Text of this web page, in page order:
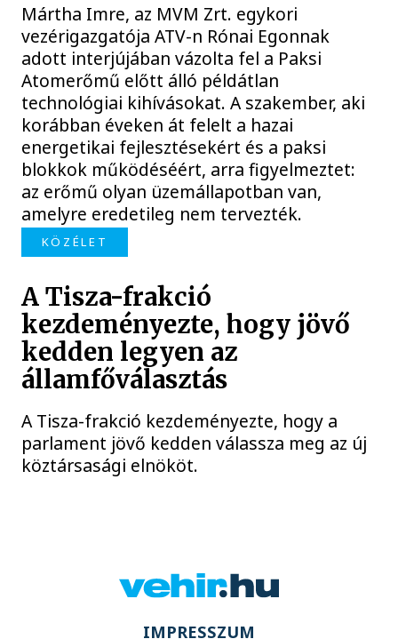
Mártha Imre, az MVM Zrt. egykori
vezérigazgatója ATV-n Rónai Egonnak
adott interjújában vázolta fel a Paksi
Atomerőmű előtt álló példátlan
technológiai kihívásokat. A szakember, aki
korábban éveken át felelt a hazai
energetikai fejlesztésekért és a paksi
blokkok működéséért, arra figyelmeztet:
az erőmű olyan üzemállapotban van,
amelyre eredetileg nem tervezték.
KÖZÉLET
A Tisza-frakció
kezdeményezte, hogy jövő
kedden legyen az
államfőválasztás
A Tisza-frakció kezdeményezte, hogy a
parlament jövő kedden válassza meg az új
köztársasági elnököt.
IMPRESSZUM